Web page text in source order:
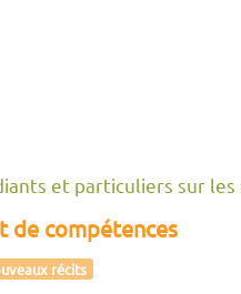
et particuliers sur
de compétences
récits